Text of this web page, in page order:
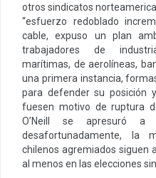
otros sindicatos
“esfuerzo redoblado
cable, expuso un plan
trabajadores de
marítimas, de aerolíneas,
una primera instancia,
para defender su posición
fuesen motivo de ruptura
O’Neill se apresuró
desafortunadamente, la
chilenos agremiados siguen
al menos en las elecciones